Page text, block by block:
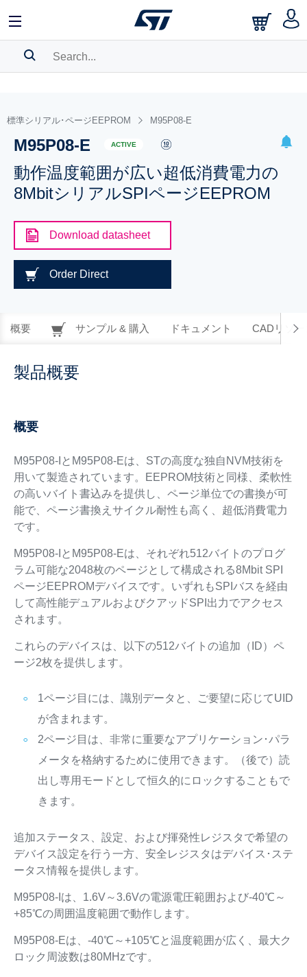
BOOKMARK
Pleaselog in to show your saved searches.
標準シリアル･ページEEPROM M95P08-E
M95P08-E ACTIVE
動作温度範囲が広い超低消費電力の
8MbitシリアルSPIページEEPROM
Download datasheet
Order Direct
概要 サンプル & 購入 ドキュメント CADリソー
製品概要
概要
M95P08-IとM95P08-Eは、STの高度な独自NVM技術を
用いて製造されています。EEPROM技術と同様、柔軟性
の高いバイト書込みを提供し、ページ単位での書換が可
能で、ページ書換えサイクル耐性も高く、超低消費電力
です。
M95P08-IとM95P08-Eは、それぞれ512バイトのプログ
ラム可能な2048枚のページとして構成される8Mbit SPI
ページEEPROMデバイスです。いずれもSPIバスを経由
して高性能デュアルおよびクアッドSPI出力でアクセス
されます。
これらのデバイスは、以下の512バイトの追加（ID）ペ
ージ2枚を提供します。
1ページ目には、識別データと、ご要望に応じてUID
が含まれます。
2ページ目は、非常に重要なアプリケーション･パラ
メータを格納するために使用できます。（後で）読
出し専用モードとして恒久的にロックすることもで
きます。
追加ステータス、設定、および揮発性レジスタで希望の
デバイス設定を行う一方、安全レジスタはデバイス･ステ
ータス情報を提供します。
M95P08-Iは、1.6V～3.6Vの電源電圧範囲および-40℃～
+85℃の周囲温度範囲で動作します。
M95P08-Eは、-40℃～+105℃と温度範囲が広く、最大ク
ロック周波数は80MHzです。